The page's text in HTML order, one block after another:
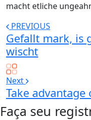
macht etliche
PREVIOUS
Gefallt mark, is
wischt
Next
Take
Faça seu